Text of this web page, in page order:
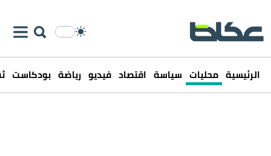
الرئيسية محليات سياسة اقتصاد فيديو رياضة بودكاست